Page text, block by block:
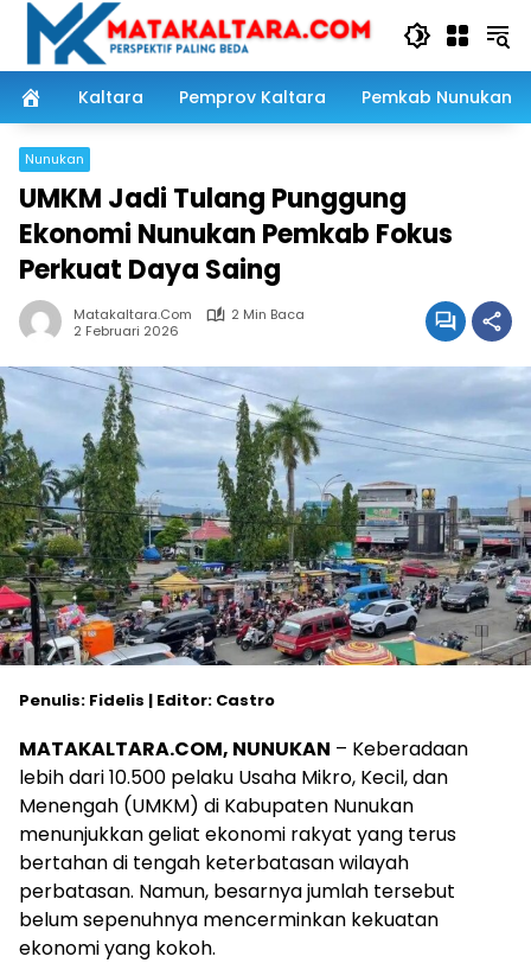
Langsung
konten
Kaltara
Pemprov Kaltara Pemkab Nunukan
Nunukan
UMKM Jadi Tulang Punggung
Ekonomi Nunukan Pemkab Fokus
Perkuat Daya Saing
Matakaltara.com
2 Min Baca
2 Februari 2026
Penulis: Fidelis | Editor: Castro
MATAKALTARA.COM, NUNUKAN – Keberadaan
lebih dari 10.500 pelaku Usaha Mikro, Kecil, dan
Menengah (UMKM) di Kabupaten Nunukan
menunjukkan geliat ekonomi rakyat yang terus
bertahan di tengah keterbatasan wilayah
perbatasan. Namun, besarnya jumlah tersebut
belum sepenuhnya mencerminkan kekuatan
ekonomi yang kokoh.